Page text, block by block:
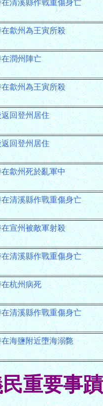
清溪縣作戰重傷身亡
歙州為王寅所殺
潤州陣亡
歙州為王寅所殺
回登州居住
回登州居住
歙州死於亂軍中
清溪縣作戰重傷身亡
宣州被敵軍射殺
清溪縣作戰重傷身亡
杭州病死
清溪縣作戰重傷身亡
海鹽附近墮海溺斃
重要事蹟